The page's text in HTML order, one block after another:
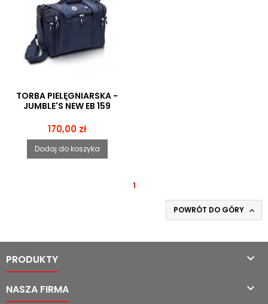
TORBA PIELĘGNIARSKA -
JUMBLE'S NEW EB 159
Cena
170,00 zł
Dodaj do koszyka
1
POWRÓT DO GÓRY 
PRODUKTY 
NASZA FIRMA 